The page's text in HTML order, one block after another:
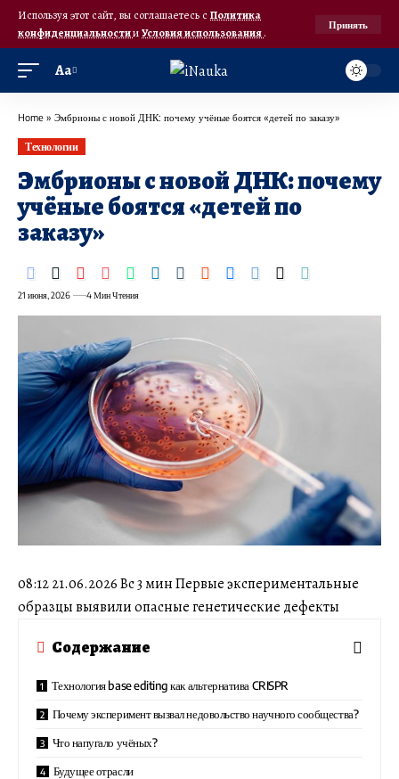
Используя этот сайт, вы соглашаетесь с Политика
конфиденциальностииУсловия использования.
Принять
Аа
Home » Эмбрионы с новой ДНК: почему учёные боятся «детей по заказу»
Технологии
Эмбрионы с новой ДНК: почему
учёные боятся «детей по
заказу»
21 июня, 2026 4 Мин Чтения
08:12 21.06.2026 Вс 3 мин Первые экспериментальные
образцы выявили опасные генетические дефекты
Содержание
Технология base editing как альтернатива CRISPR
Почему эксперимент вызвал недовольство научного сообщества?
Что напугало учёных?
Будущее отрасли